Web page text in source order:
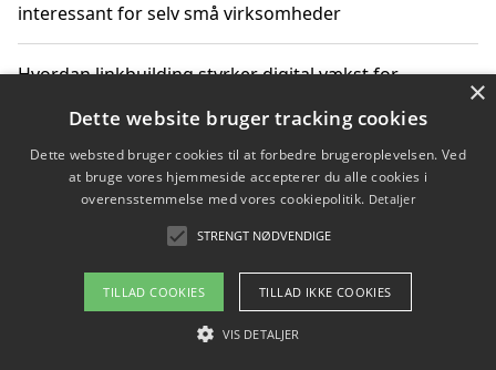
interessant for selv små virksomheder
Hvordan linkbuilding styrker digital vækst for
Sådan har udviklingen inden for genbrug af elektronik
ændret sig
Copyright 2026 - Pilanto Aps
Om / kontakt
×
Dette website bruger tracking cookies
Dette websted bruger cookies til at forbedre brugeroplevelsen. Ved
at bruge vores hjemmeside accepterer du alle cookies i
overensstemmelse med vores cookiepolitik. Detaljer
STRENGT NØDVENDIGE
TILLAD COOKIES TILLAD IKKE COOKIES
VIS DETALJER